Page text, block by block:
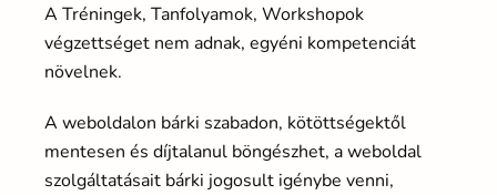
A Tréningek, Tanfolyamok, Workshopok
végzettséget nem adnak, egyéni kompetenciát
növelnek.
A weboldalon bárki szabadon, kötöttségektől
mentesen és díjtalanul böngészhet, a weboldal
szolgáltatásait bárki jogosult igénybe venni,